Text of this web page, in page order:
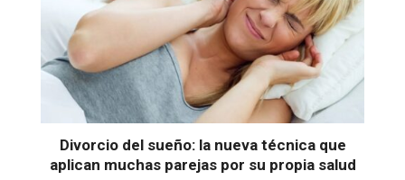
Divorcio del sueño: la nueva técnica que
aplican muchas parejas por su propia salud